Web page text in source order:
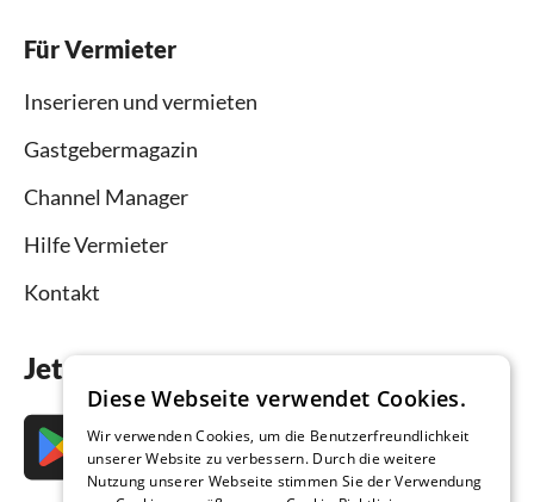
Für Vermieter
Inserieren und vermieten
Gastgebermagazin
Channel Manager
Hilfe Vermieter
Kontakt
Jetzt die App downloaden
Diese Webseite verwendet Cookies.
Wir verwenden Cookies, um die Benutzerfreundlichkeit
unserer Website zu verbessern. Durch die weitere
Nutzung unserer Webseite stimmen Sie der Verwendung